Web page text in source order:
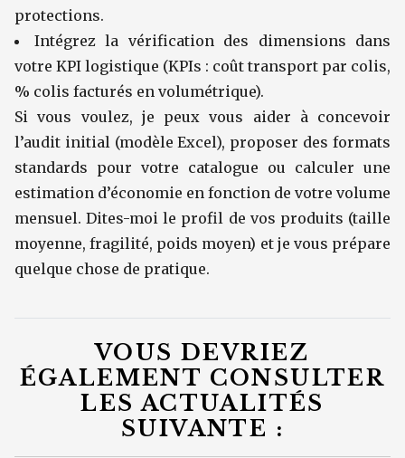
protections.
Intégrez la vérification des dimensions dans
votre KPI logistique (KPIs : coût transport par colis,
% colis facturés en volumétrique).
Si vous voulez, je peux vous aider à concevoir
l’audit initial (modèle Excel), proposer des formats
standards pour votre catalogue ou calculer une
estimation d’économie en fonction de votre volume
mensuel. Dites-moi le profil de vos produits (taille
moyenne, fragilité, poids moyen) et je vous prépare
quelque chose de pratique.
VOUS DEVRIEZ
ÉGALEMENT CONSULTER
LES ACTUALITÉS
SUIVANTE :